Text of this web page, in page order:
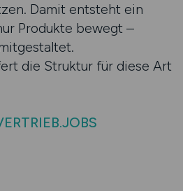
Damit entsteht ein
Produkte bewegt –
die Struktur für diese Art